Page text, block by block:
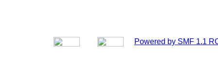
Powered by SMF 1.1